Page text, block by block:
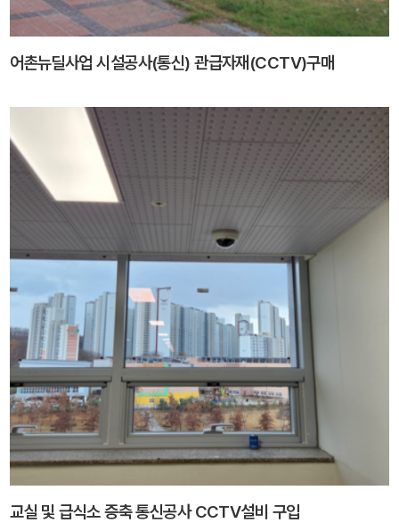
어촌뉴딜사업 시설공사(통신) 관급자재(CCTV)구매
교실 및 급식소 증축 통신공사 CCTV설비 구입